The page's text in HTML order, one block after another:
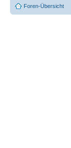
Foren-Übersicht